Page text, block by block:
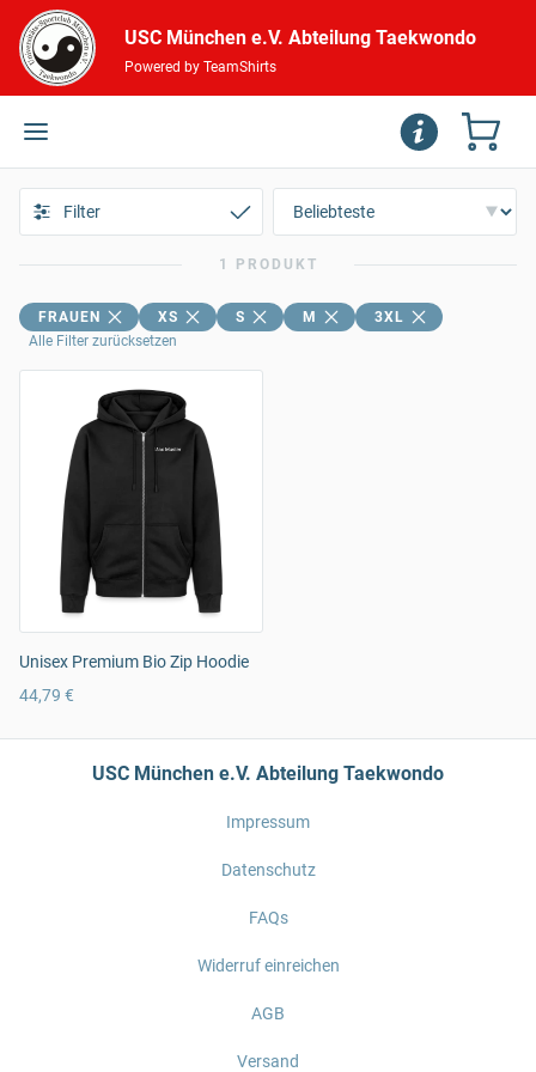
USC München e.V. Abteilung Taekwondo
Powered by TeamShirts
Filter
1 PRODUKT
FRAUEN XS S M
3XL
Alle Filter zurücksetzen
Unisex Premium Bio Zip Hoodie
44,79 €
USC München e.V. Abteilung Taekwondo
Impressum
Datenschutz
FAQs
Widerruf einreichen
AGB
Versand